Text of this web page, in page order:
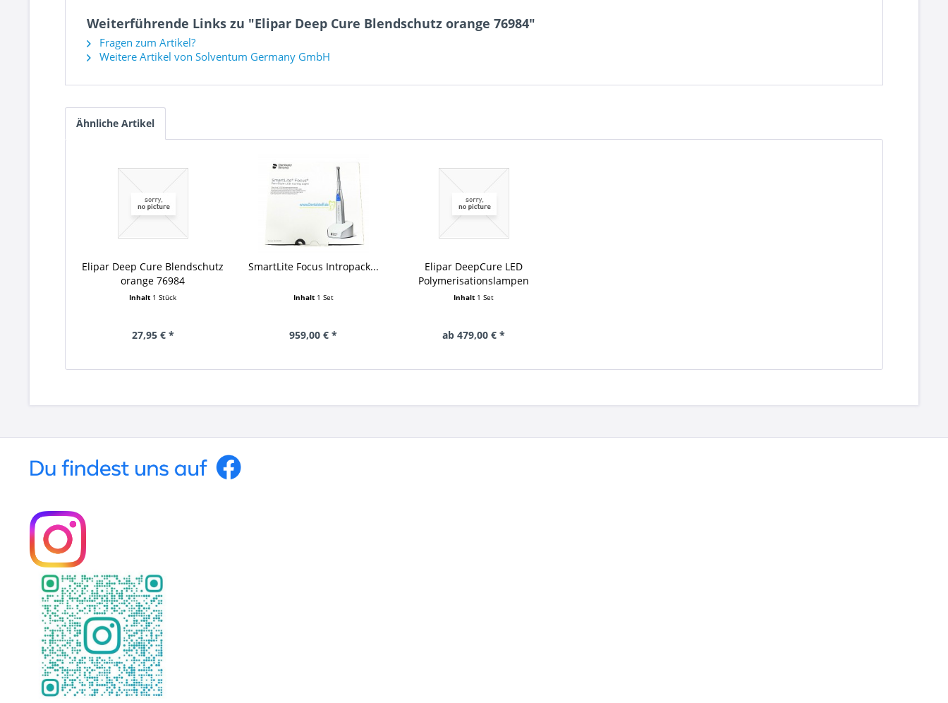
Weiterführende Links zu "Elipar Deep Cure Blendschutz orange 76984"
Fragen zum Artikel?
Weitere Artikel von Solventum Germany GmbH
Ähnliche Artikel
Elipar Deep Cure Blendschutz
orange 76984
Inhalt 1 Stück
27,95 € *
SmartLite Focus Intropack...
Inhalt 1 Set
959,00 € *
Elipar DeepCure LED
Polymerisationslampen
Inhalt 1 Set
ab 479,00 € *